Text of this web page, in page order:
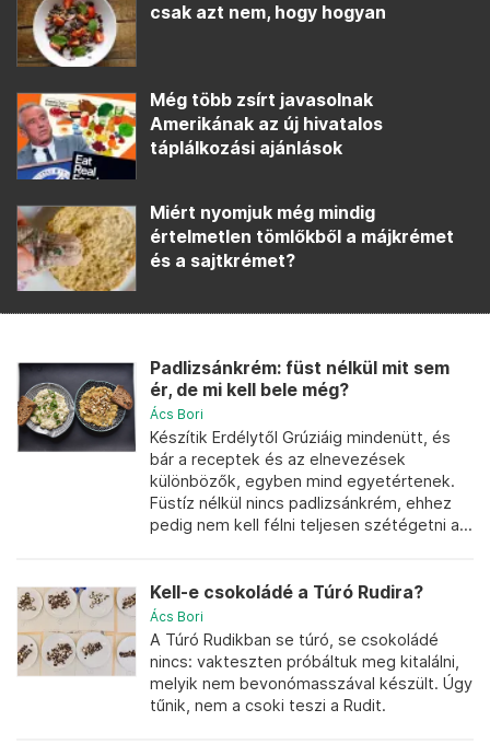
csak azt nem, hogy hogyan
Még több zsírt javasolnak
Amerikának az új hivatalos
táplálkozási ajánlások
Miért nyomjuk még mindig
értelmetlen tömlőkből a májkrémet
és a sajtkrémet?
Padlizsánkrém: füst nélkül mit sem
ér, de mi kell bele még?
Ács Bori
Készítik Erdélytől Grúziáig mindenütt, és
bár a receptek és az elnevezések
különbözők, egyben mind egyetértenek.
Füstíz nélkül nincs padlizsánkrém, ehhez
pedig nem kell félni teljesen szétégetni a...
Kell-e csokoládé a Túró Rudira?
Ács Bori
A Túró Rudikban se túró, se csokoládé
nincs: vakteszten próbáltuk meg kitalálni,
melyik nem bevonómasszával készült. Úgy
tűnik, nem a csoki teszi a Rudit.